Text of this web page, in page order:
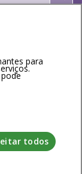
Voltar ao topo
da
para
todos